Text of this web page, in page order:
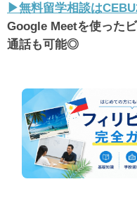
▶︎無料留学相談は
Google Meetを使った
通話も可能◎